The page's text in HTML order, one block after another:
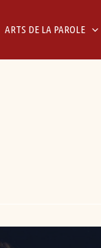
ARTS DE LA PAROLE